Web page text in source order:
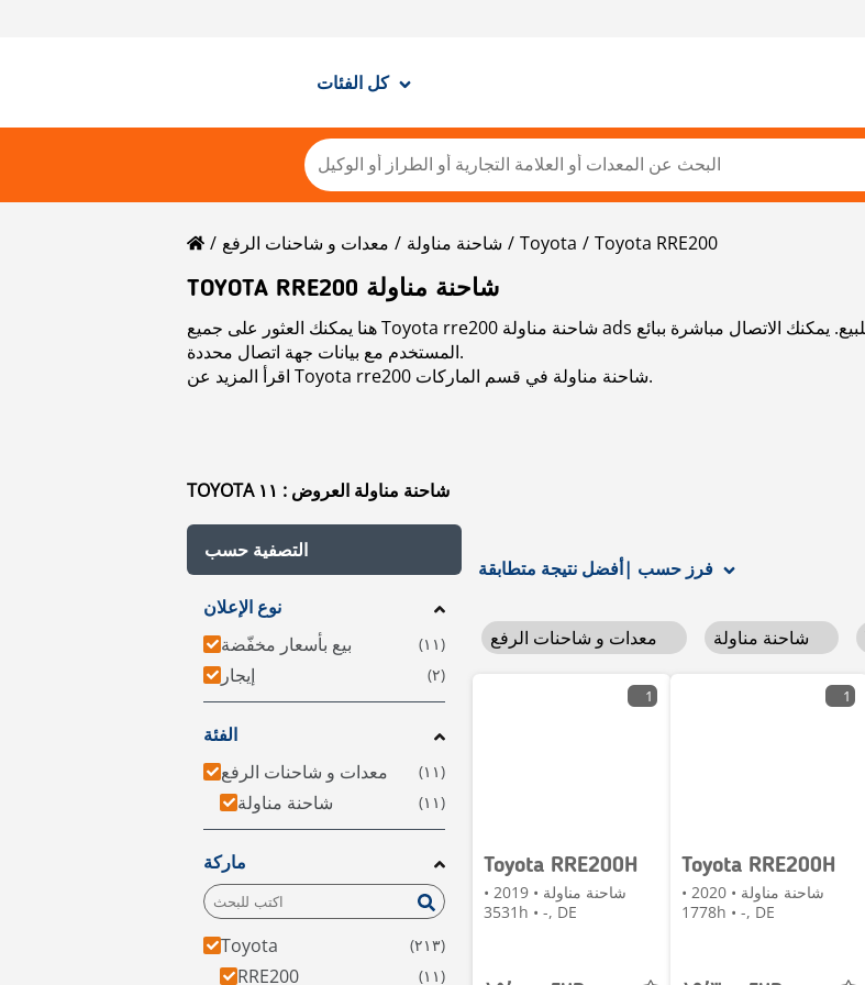
كل الفئات
معدات و شاحنات الرفع شاحنة مناولة Toyota
Toyota RRE200
TOYOTA RRE200 شاحنة مناولة
هنا يمكنك العثور على جميع Toyota rre200 شاحنة مناولة ads المستخدمة للبيع. يمكنك الاتصال مباشرة ببائع Toyota rre200 شاحنة مناولة المستخدم
المستخدم مع بيانات جهة اتصال محددة.
اقرأ المزيد عن Toyota rre200 شاحنة مناولة في قسم الماركات.
TOYOTA شاحنة مناولة العروض : ١١
التصفية حسب
نوع الإعلان
بيع بأسعار مخفّضة
إيجار
الفئة
معدات و شاحنات الرفع
شاحنة مناولة
ماركة
Toyota
RRE200
فرز حسب |
1
Toyota RRE200H
شاحنة مناولة • 2019 •
3531h • -, DE
1
Toyota RRE200H
شاحنة مناولة • 2020 •
1778h • -, DE